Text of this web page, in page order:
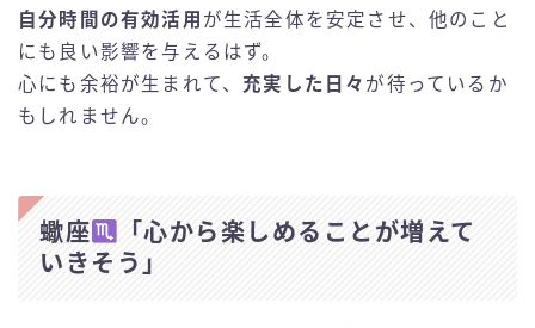
自分時間の有効活用 が生活全体を安定させ、他のこと
にも良い影響を与えるはず。
心にも余裕が生まれて、 充実した日々 が待っているか
もしれません。
蠍座
「心から楽しめることが増えて
いきそう」